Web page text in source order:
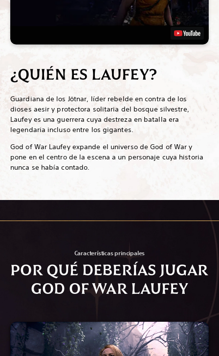
¿QUIÉN ES LAUFEY?
Guardiana de los Jötnar, líder rebelde en contra de los
dioses aesir y protectora solitaria del bosque silvestre,
Laufey es una guerrera cuya destreza en batalla era
legendaria incluso entre los gigantes.
God of War Laufey expande el universo de God of War y
pone en el centro de la escena a un personaje cuya historia
nunca se había contado.
Características principales
POR QUÉ DEBERÍAS JUGAR
GOD OF WAR LAUFEY